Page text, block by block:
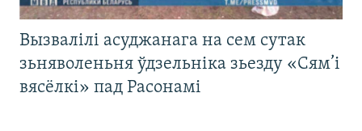
Вызвалілі асуджанага на сем сутак
зьняволеньня ўдзельніка зьезду «Сям’і
вясёлкі» пад Расонамі